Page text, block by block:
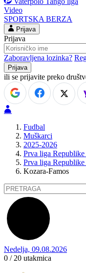
Video
SPORTSKA BERZA
Prijava
Prijava
Zaboravljena lozinka?
ili se prijavite preko
Fudbal
Muškarci
2025-2026
Prva liga Republike
Prva liga Republike
Kozara-Famos
Nedelja, 09.08.2026
0 / 20 utakmica